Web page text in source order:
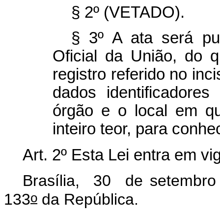
§ 2º (VETADO).
§ 3º A ata será
Oficial da União, do
registro referido no
dados
órgão e o local em
inteiro teor, para
Art. 2º Esta Lei entra em
Brasília, 30 de setembro
133o da República.